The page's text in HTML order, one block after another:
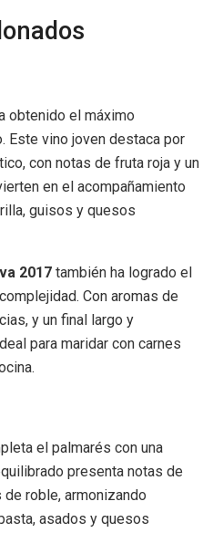
obtenido el máximo
Este vino joven destaca por
con notas de fruta roja y un
en el acompañamiento
guisos y quesos
2017 también ha logrado el
Con aromas de
y un final largo y
para maridar con carnes
el palmarés con una
presenta notas de
roble, armonizando
asados y quesos